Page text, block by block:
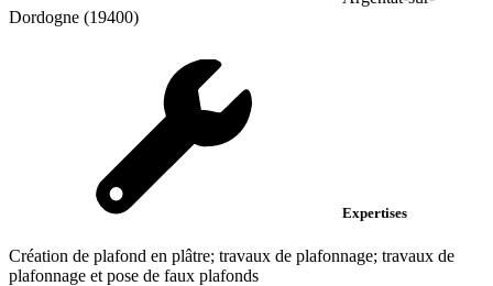
Dordogne (19400)
Expertises
Création de plafond en plâtre; travaux de plafonnage; travaux de
plafonnage et pose de faux plafonds